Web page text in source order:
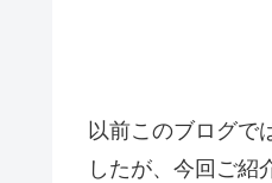
以前このブログで
したが、今回ご紹